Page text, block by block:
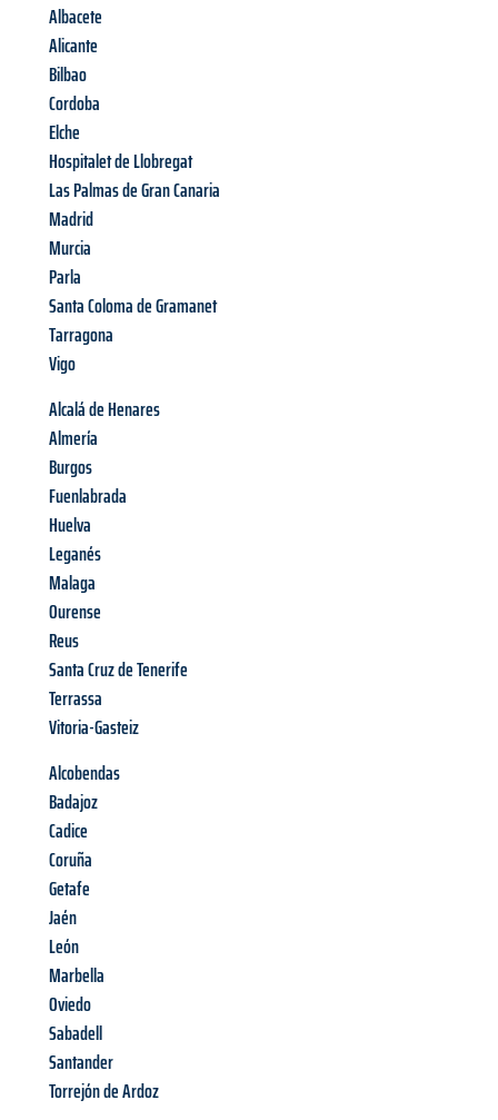
Albacete
Alicante
Bilbao
Cordoba
Elche
Hospitalet de Llobregat
Las Palmas de Gran Canaria
Madrid
Murcia
Parla
Santa Coloma de Gramanet
Tarragona
Vigo
Alcalá de Henares
Almería
Burgos
Fuenlabrada
Huelva
Leganés
Malaga
Ourense
Reus
Santa Cruz de Tenerife
Terrassa
Vitoria-Gasteiz
Alcobendas
Badajoz
Cadice
Coruña
Getafe
Jaén
León
Marbella
Oviedo
Sabadell
Santander
Torrejón de Ardoz